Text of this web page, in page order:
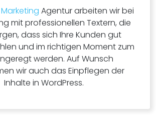
Agentur arbeiten wir bei
mit professionellen Textern, die
dass sich Ihre Kunden gut
und im richtigen Moment zum
werden. Auf Wunsch
wir auch das Einpflegen der
Inhalte in WordPress.